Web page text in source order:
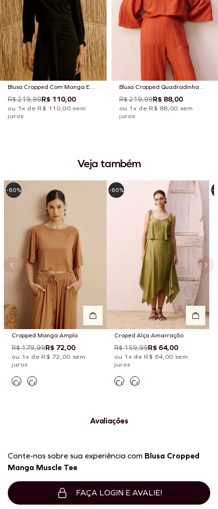
Blusa Cropped Com Manga E
Punho
R$ 219,99R$ 110,00
ou 1x de R$ 110,00 sem
juros
Blusa Cropped Quadradinha
Manga
R$ 219,99R$ 88,00
ou 1x de R$ 88,00 sem
juros
Veja também
Cropped Manga Ampla
R$ 179,99R$ 72,00
ou 1x de R$ 72,00 sem
juros
-60%
Croped Alça Amarração
R$ 159,99R$ 64,00
ou 1x de R$ 64,00 sem
juros
-60% -
Avaliações
Conte-nos sobre sua experiência com Blusa Cropped
Manga Muscle Tee
FAÇA LOGIN E AVALIE!